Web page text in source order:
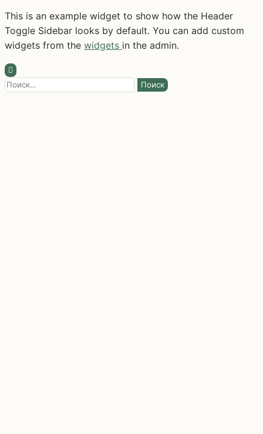
This is an example widget to show how the Header
Toggle Sidebar looks by default. You can add custom
widgets from the widgets in the admin.
Найти: